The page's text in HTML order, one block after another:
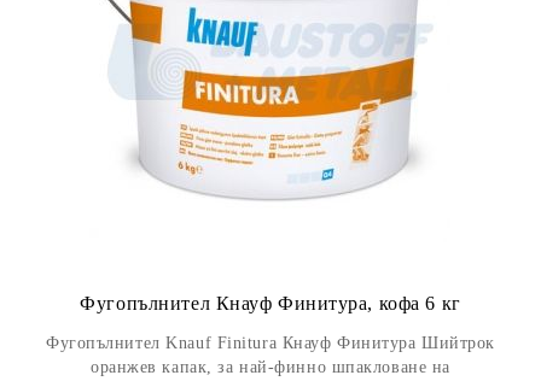
Фугопълнител Кнауф Финитура, кофа 6 кг
Фугопълнител Knauf Finitura Кнауф Финитура Шийтрок
оранжев капак, за най-финно шпакловане на